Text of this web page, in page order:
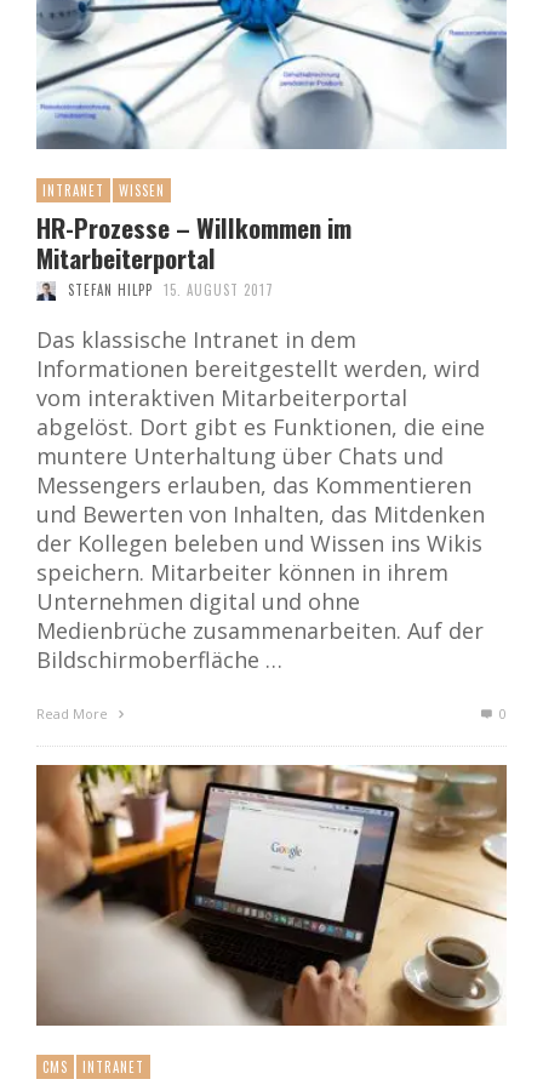
INTRANET WISSEN
HR-Prozesse – Willkommen im
Mitarbeiterportal
STEFAN HILPP 15. AUGUST 2017
Das klassische Intranet in dem
Informationen bereitgestellt werden, wird
vom interaktiven Mitarbeiterportal
abgelöst. Dort gibt es Funktionen, die eine
muntere Unterhaltung über Chats und
Messengers erlauben, das Kommentieren
und Bewerten von Inhalten, das Mitdenken
der Kollegen beleben und Wissen ins Wikis
speichern. Mitarbeiter können in ihrem
Unternehmen digital und ohne
Medienbrüche zusammenarbeiten. Auf der
Bildschirmoberfläche …
Read More 0
CMS INTRANET